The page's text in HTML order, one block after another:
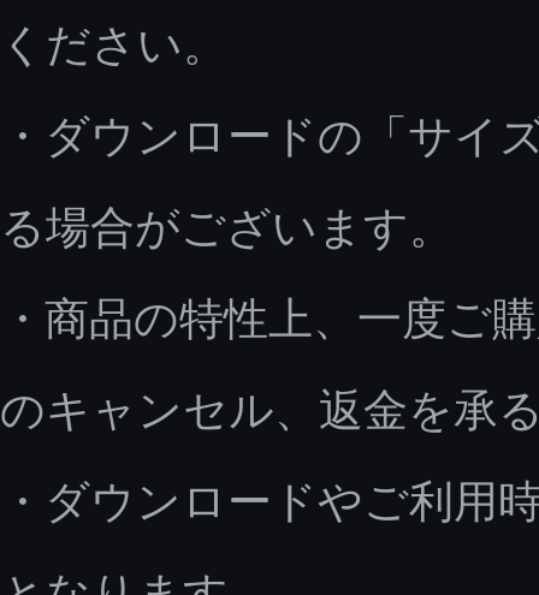
ください。
・ダウンロードの「サイ
る場合がございます。
・商品の特性上、一度ご
のキャンセル、返金を承
・ダウンロードやご利用